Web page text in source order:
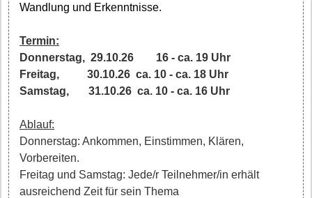
Wandlung und Erkenntnisse.
Termin:
Donnerstag, 29.10.26 16 - ca. 19 Uhr
Freitag, 30.10.26 ca. 10 - ca. 18 Uhr
Samstag, 31.10.26 ca. 10 - ca. 16 Uhr
Ablauf:
Donnerstag: Ankommen, Einstimmen, Klären,
Vorbereiten.
Freitag und Samstag: Jede/r Teilnehmer/in erhält
ausreichend Zeit für sein Thema